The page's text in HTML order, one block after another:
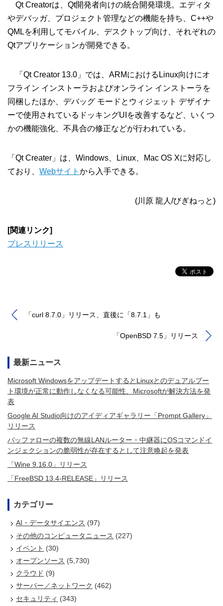
Qt Creatorは、Qt開発者向けの統合開発環境。エディタ
やデバッガ、プロジェクト管理などの機能を持ち、C++や
QMLを利用してモバイル、デスクトップ向け、それぞれの
Qtアプリケーションが開発できる。
「Qt Creator 13.0」では、ARMにおけるLinux向けにオ
フライン インストーラおよびオンライン インストーラを
同梱したほか、デバッグ モードとウィジェット デザイナ
ーで使用されているドッキングUIを改善するなど、いくつ
かの機能強化、不具合の修正などが行われている。
「Qt Creater」は、Windows、Linux、Mac OS Xに対応し
ており、 Webサイト から入手できる。
(川原 龍人/びぎねっと)
[関連リンク]
プレスリリース
「curl 8.7.0」リリース、直後に「8.7.1」も
「OpenBSD 7.5」リリース
最新ニュース
Microsoft WindowsをアップデートするとLinuxとのデュアルブー
ト環境が正常に動作しなくなる可能性、Microsoftが解決方法を発
表
Google AI Studio向けのアイディアギャラリー「Prompt Gallery」
リリース
バッファローの複数の無線LANルーター・中継器にOSコマンドイ
ンジェクションの脆弱性が存在するとして注意喚起を発表
「Wine 9.16.0」リリース
「FreeBSD 13.4-RELEASE」リリース
カテゴリー
AI・データサイエンス (97)
その他のコンピュータニュース (227)
イベント (30)
オープンソース (5,730)
クラウド (9)
サーバー／ネットワーク (462)
セキュリティ (343)